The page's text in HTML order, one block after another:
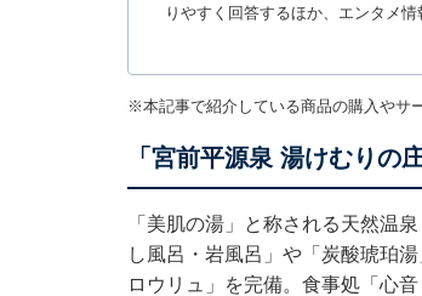
りやすく回答するほか、エンタメ
※本記事で紹介している商品の購入やサ
「宮前平源泉 湯けむりの
「美肌の湯」と称される天然温
し風呂・岩風呂」や「炭酸琥珀
ロウリュ」を完備。食事処「心